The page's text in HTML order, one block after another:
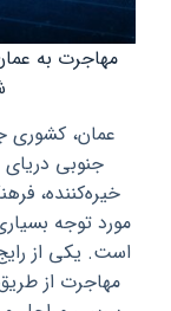
مهاجرت به
عمان،
جنوبی
خیره‌کننده،
مورد توجه
است. یکی از
مهاجرت از